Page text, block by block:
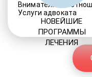
Внимательное
Услуги адвоката
НОВЕЙШИЕ
ПРОГРАММЫ
ЛЕЧЕНИЯ